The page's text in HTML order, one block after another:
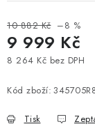
10 882 Kč –8 %
9 999 Kč
8 264 Kč bez DPH
Kód zboží:
Tisk